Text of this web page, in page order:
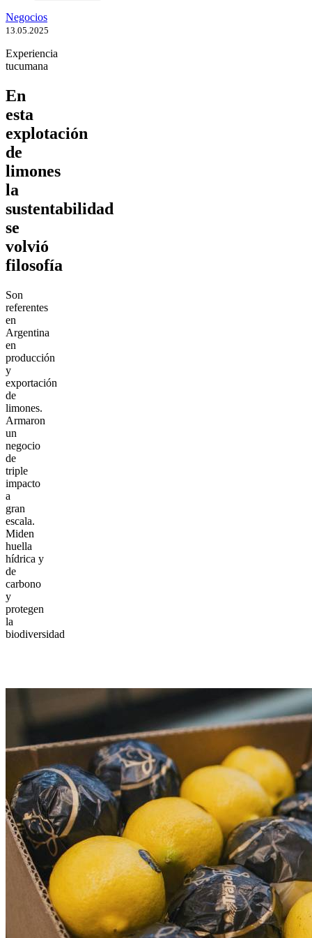
Negocios
13.05.2025
Experiencia
tucumana
En
esta
explotación
de
limones
la
sustentabilidad
se
volvió
filosofía
Son
referentes
en
Argentina
en
producción
y
exportación
de
limones.
Armaron
un
negocio
de
triple
impacto
a
gran
escala.
Miden
huella
hídrica y
de
carbono
y
protegen
la
biodiversidad